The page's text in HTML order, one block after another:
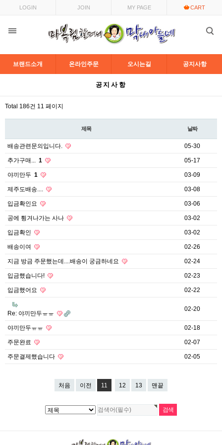
LOGIN JOIN MY PAGE CART
브랜드소개 온라인주문 오시는길 공지사항
공지사항
Total 186건 11 페이지
제목 날짜
배송관련문의입니다. 05-30
추가구매... 1 05-17
야끼만두 1 03-09
제주도배송.... 03-08
입금확인요 03-06
공에 튕겨나가는 사나 03-02
입금확인 03-02
배송이여 02-26
지금 방금 주문했는데....배송이 궁금하네요 02-24
입금했습니다! 02-23
입금했어요 02-22
Re: 야끼만두ㅠㅠ
02-20
야끼만두ㅠㅠ 02-18
주문완료 02-07
주문결제했습니다 02-05
처음 이전 11 12 13 맨끝